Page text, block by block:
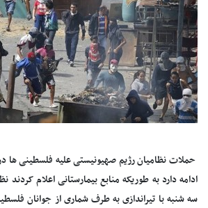
حملات نظامیان رژیم صهیونیستی علیه فلسطینی
ادامه دارد به طوریکه منابع بیمارستانی اعلام
سه شنبه با تیراندازی به طرف شماری از جوانان